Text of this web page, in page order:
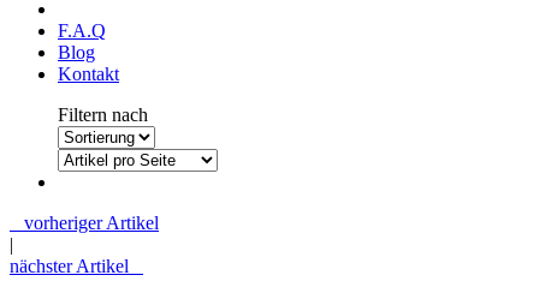
F.A.Q
Blog
Kontakt
Filtern nach
vorheriger Artikel
|
nächster Artikel